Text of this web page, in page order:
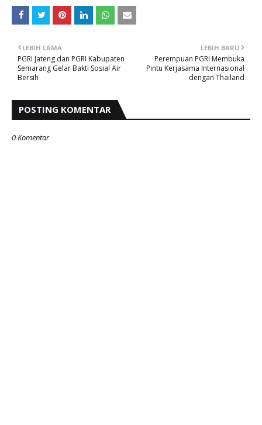
LEBIH BARU
Perempuan PGRI Membuka
Pintu Kerjasama Internasional
dengan Thailand
LEBIH LAMA
PGRI Jateng dan PGRI Kabupaten
Semarang Gelar Bakti Sosial Air
Bersih
POSTING KOMENTAR
0 Komentar